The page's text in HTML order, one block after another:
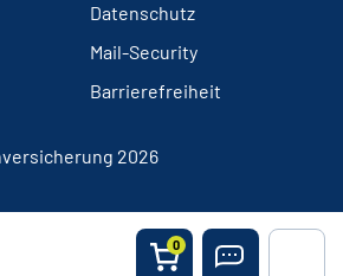
0
Datenschutz
Mail-Security
Barrierefreiheit
2026